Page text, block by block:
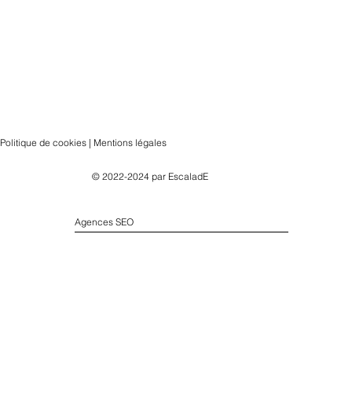
Politique de cookies | Mentions légales
© 2022-2024 par EscaladE
Agences SEO